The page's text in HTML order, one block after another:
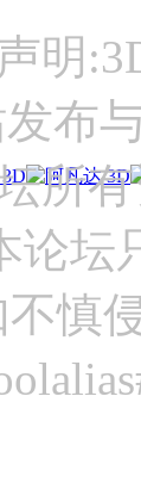
明
布
所
论坛
不慎